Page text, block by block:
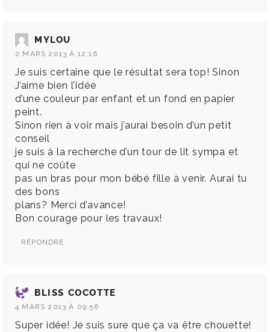
MYLOU
2 MARS 2013 À 12:16
Je suis certaine que le résultat sera top! Sinon
J’aime bien l’idée
d’une couleur par enfant et un fond en papier
peint.
Sinon rien à voir mais j’aurai besoin d’un petit
conseil
je suis à la recherche d’un tour de lit sympa et
qui ne coûte
pas un bras pour mon bébé fille à venir. Aurai tu
des bons
plans? Merci d’avance!
Bon courage pour les travaux!
RÉPONDRE
BLISS COCOTTE
4 MARS 2013 À 09:56
Super idée! Je suis sure que ça va être chouette!